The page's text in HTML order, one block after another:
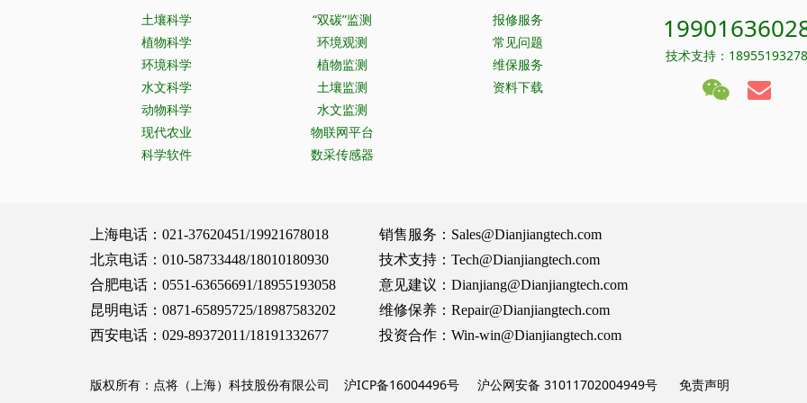
土壤科学
植物科学
环境科学
水文科学
动物科学
现代农业
科学软件
“双碳”监测
环境观测
植物监测
土壤监测
水文监测
物联网平台
数采传感器
报修服务
常见问题
维保服务
资料下载
技术支持：
上海电话：021-37620451/19921678018 销售服务：Sales@Dianjiangtech.com
北京电话：010-58733448/18010180930 技术支持：Tech@Dianjiangtech.com
合肥电话：0551-63656691/18955193058 意见建议：Dianjiang@Dianjiangtech.com
昆明电话：0871-65895725/18987583202 维修保养：Repair@Dianjiangtech.com
西安电话：029-89372011/18191332677 投资合作：Win-win@Dianjiangtech.com
版权所有：点将（上海）科技股份有限公司沪ICP备16004496号 沪公网安备 31011702004949号 免责声明